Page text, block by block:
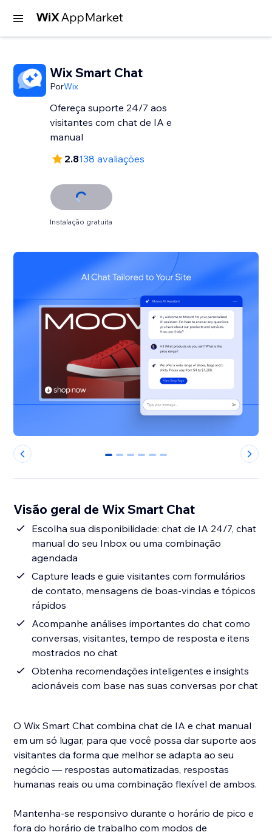
Wix Smart Chat
PorWix
Ofereça suporte 24/7 aos
visitantes com chat de IA e
manual
2.8138 avaliações
Instalação gratuita
0 1 2 3 4 5
Visão geral de Wix Smart Chat
Escolha sua disponibilidade: chat de IA 24/7, chat
manual do seu Inbox ou uma combinação
agendada
Capture leads e guie visitantes com formulários
de contato, mensagens de boas-vindas e tópicos
rápidos
Acompanhe análises importantes do chat como
conversas, visitantes, tempo de resposta e itens
mostrados no chat
Obtenha recomendações inteligentes e insights
acionáveis com base nas suas conversas por chat
O Wix Smart Chat combina chat de IA e chat manual
em um só lugar, para que você possa dar suporte aos
visitantes da forma que melhor se adapta ao seu
negócio — respostas automatizadas, respostas
humanas reais ou uma combinação flexível de ambos.
Mantenha-se responsivo durante o horário de pico e
fora do horário de trabalho com modos de